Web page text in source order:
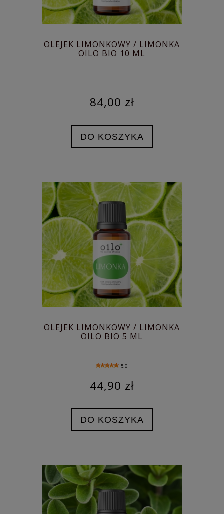
OLEJEK LIMONKOWY / LIMONKA
OILO BIO 10 ML
84,00 zł
DO KOSZYKA
OLEJEK LIMONKOWY / LIMONKA
OILO BIO 5 ML
5.0
44,90 zł
DO KOSZYKA